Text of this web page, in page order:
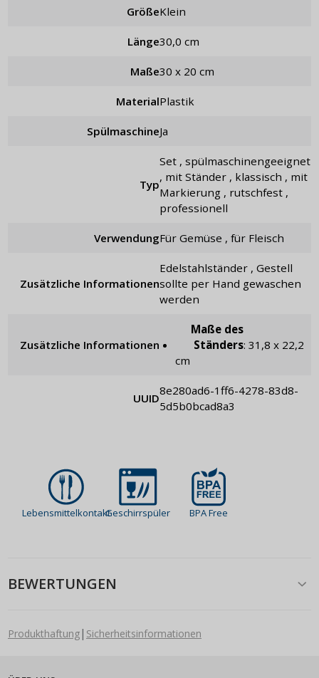
Größe klein
Länge 30,0 cm
Maße 30 x 20 cm
Material Plastik
Spülmaschine Ja
Typ
Set , spülmaschinengeeignet
, mit Ständer , klassisch , mit
Markierung , rutschfest ,
professionell
Verwendung für Gemüse , für Fleisch
Zusätzliche Informationen
Edelstahlständer , Gestell
sollte per Hand gewaschen
werden
Zusätzliche Informationen
Maße des
Ständers: 31,8 x 22,2
cm
UUID
8e280ad6-1ff6-4278-83d8-
5d5b0bcad8a3
LebensmittelkontaktGeschirrspüler BPA Free
BEWERTUNGEN
Produkthaftung| Sicherheitsinformationen